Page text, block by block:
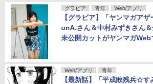
グラビア 青年 Web/アプリ
【グラビア】「ヤンマガア
unA.さん＆中村みずきさん
未公開カットがヤンマガWeb
Web/アプリ 青年
【最新話】「平成敗残兵☆す